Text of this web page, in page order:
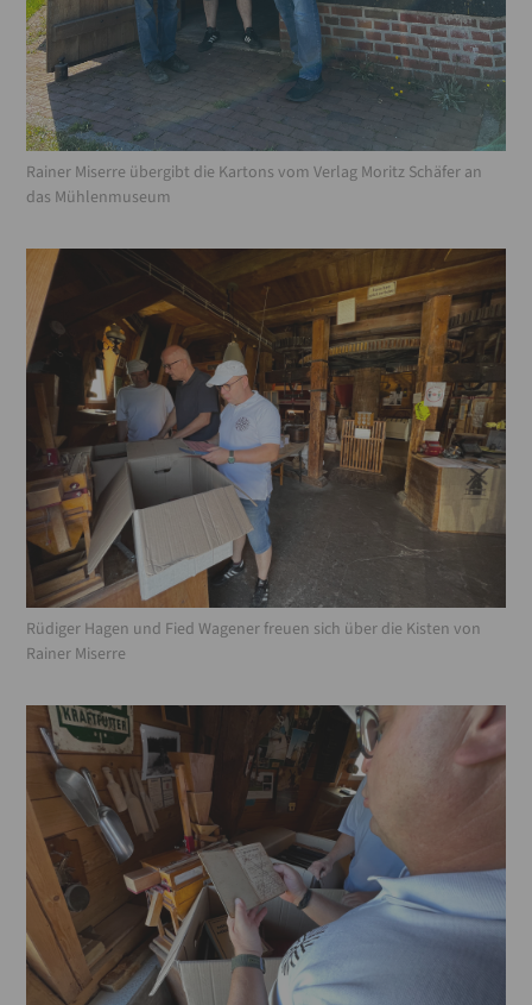
Rainer Miserre übergibt die Kartons vom Verlag Moritz Schäfer an
das Mühlenmuseum
Rüdiger Hagen und Fied Wagener freuen sich über die Kisten von
Rainer Miserre